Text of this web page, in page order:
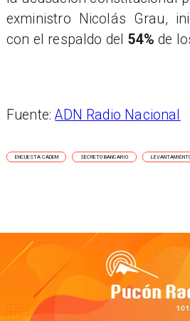
exministro Nicolás Grau,
con el respaldo del 54% de
Fuente:ADN Radio Nacional
ENCUESTA CADEM SECRETO BANCARIO